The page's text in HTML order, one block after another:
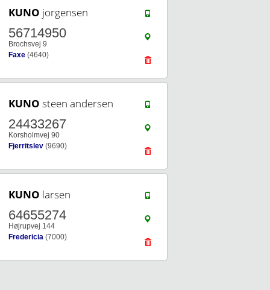
KUNO jorgensen
56714950
Brochsvej 9
Faxe (4640)
KUNO steen andersen
24433267
Korsholmvej 90
Fjerritslev (9690)
KUNO larsen
64655274
Højrupvej 144
Fredericia (7000)